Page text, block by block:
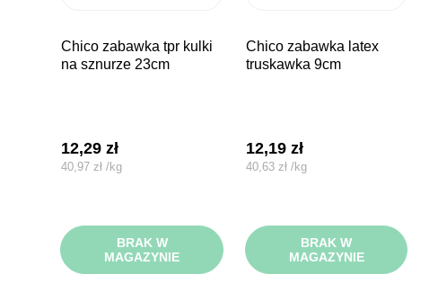
chico zabawka tpr kulki
na sznurze 23cm
12,29zł
40,97 zł /kg
BRAK W
MAGAZYNIE
chico zabawka latex
truskawka 9cm
12,19 zł
40,63 zł /kg
BRAK W
MAGAZYNIE